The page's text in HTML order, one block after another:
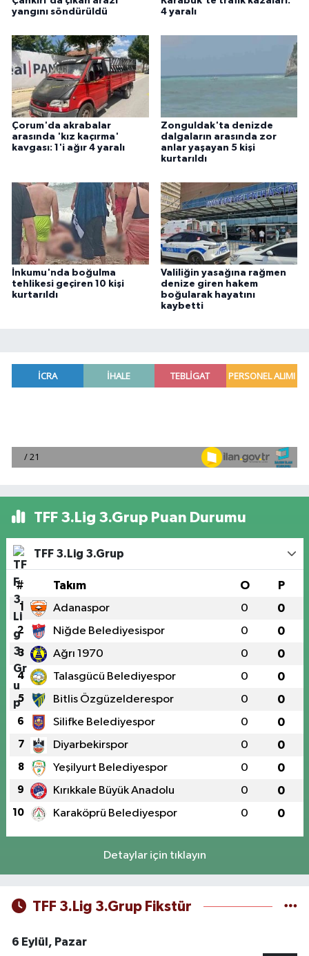
yangını söndürüldü
4 yaralı
Çorum'da akrabalar
arasında 'kız kaçırma'
kavgası: 1'i ağır 4 yaralı
Zonguldak'ta denizde
dalgaların arasında zor
anlar yaşayan 5 kişi
kurtarıldı
İnkumu'nda boğulma
tehlikesi geçiren 10 kişi
kurtarıldı
Valiliğin yasağına rağmen
denize giren hakem
boğularak hayatını
kaybetti
TFF 3.Lig 3.Grup Puan Durumu
TFF 3.Lig 3.Grup
# Takım O P
1 Adanaspor 0 0
2 Niğde Belediyesispor 0 0
3 Ağrı 1970 0 0
4 Talasgücü Belediyespor 0 0
5 Bitlis Özgüzelderespor 0 0
6 Silifke Belediyespor 0 0
7 Diyarbekirspor 0 0
8 Yeşilyurt Belediyespor 0 0
9 Kırıkkale Büyük Anadolu 0 0
10 Karaköprü Belediyespor 0 0
Detaylar için tıklayın
TFF 3.Lig 3.Grup Fikstür
6 Eylül, Pazar